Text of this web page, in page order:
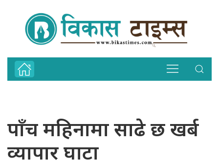
पाँच महिनामा साढे छ खर्ब
व्यापार घाटा